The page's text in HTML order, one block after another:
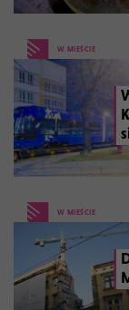
W MIEŚCIE
W MIEŚCIE